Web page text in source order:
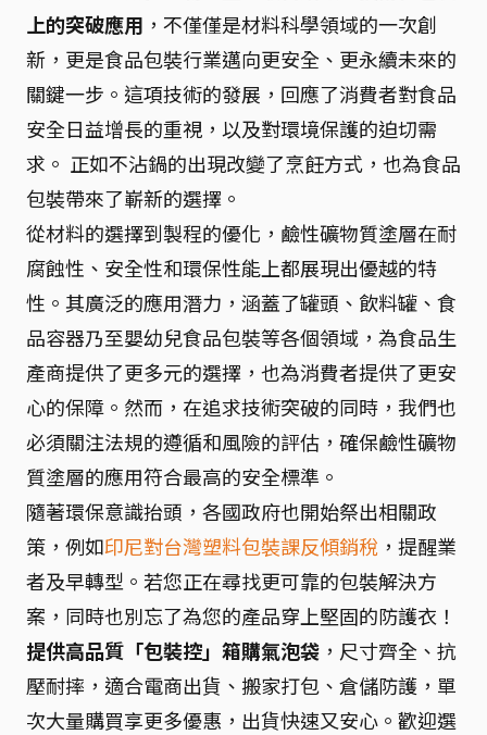
上的突破應用 ，不僅僅是材料科學領域的一次創
新，更是食品包裝行業邁向更安全、更永續未來的
關鍵一步。這項技術的發展，回應了消費者對食品
安全日益增長的重視，以及對環境保護的迫切需
求。 正如不沾鍋的出現改變了烹飪方式，也為食品
包裝帶來了嶄新的選擇。
從材料的選擇到製程的優化，鹼性礦物質塗層在耐
腐蝕性、安全性和環保性能上都展現出優越的特
性。其廣泛的應用潛力，涵蓋了罐頭、飲料罐、食
品容器乃至嬰幼兒食品包裝等各個領域，為食品生
產商提供了更多元的選擇，也為消費者提供了更安
心的保障。然而，在追求技術突破的同時，我們也
必須關注法規的遵循和風險的評估，確保鹼性礦物
質塗層的應用符合最高的安全標準。
隨著環保意識抬頭，各國政府也開始祭出相關政
策，例如印尼對台灣塑料包裝課反傾銷稅 ，提醒業
者及早轉型。若您正在尋找更可靠的包裝解決方
案，同時也別忘了為您的產品穿上堅固的防護衣！
提供高品質「包裝控」箱購氣泡袋 ，尺寸齊全、抗
壓耐摔，適合電商出貨、搬家打包、倉儲防護，單
次大量購買享更多優惠，出貨快速又安心。歡迎選